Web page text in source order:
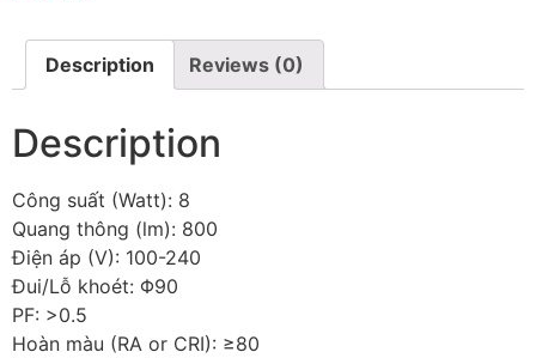
Description Reviews (0)
Description
Công suất (Watt): 8
Quang thông (lm): 800
Điện áp (V): 100-240
Đui/Lỗ khoét: Φ90
PF: >0.5
Hoàn màu (RA or CRI): ≥80